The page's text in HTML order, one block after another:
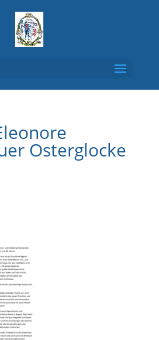
Osterglocke